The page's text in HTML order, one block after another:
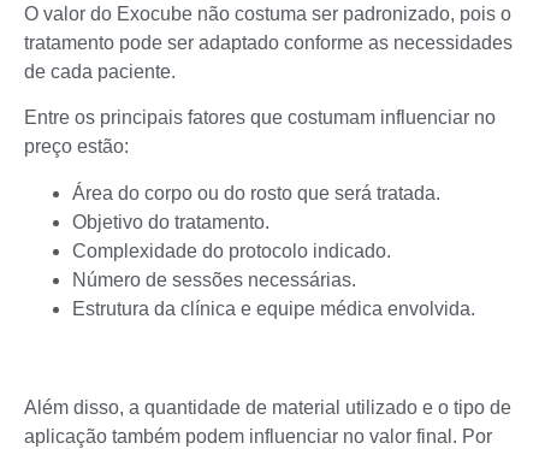
O valor do Exocube não costuma ser padronizado, pois o
tratamento pode ser adaptado conforme as necessidades
de cada paciente.
Entre os principais fatores que costumam influenciar no
preço estão:
Área do corpo ou do rosto que será tratada.
Objetivo do tratamento.
Complexidade do protocolo indicado.
Número de sessões necessárias.
Estrutura da clínica e equipe médica envolvida.
Além disso, a quantidade de material utilizado e o tipo de
aplicação também podem influenciar no valor final. Por